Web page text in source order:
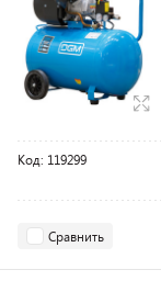
Код: 119299
Сравнить